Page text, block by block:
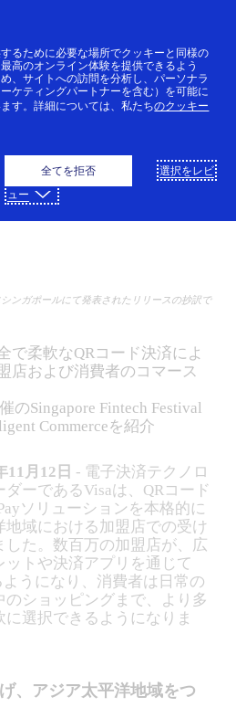
to Payを提供
QRコード決
太平洋地域の
店で利用可
ンガポールにて発表されたリリースの抄訳で
で柔軟なQRコード決済によ
店および消費者のコマース
のSingapore Fintech Festival
Commerceを紹介
月12日 - 電子決済テクノロ
ーであるVisaは、QRコード
ソリューションを本格的に
地域における加盟店での受け
した。数百万の加盟店が、広
ットや決済アプリを通じて
うになり、消費者は日常の
のショッピングまで、より多
選択できるようになりま
、アジア太平洋地域をつ
るために必要な場所でクッキーと同様の
高のオンライン体験を提供できるよう
、サイトへの訪問を分析し、パーソナラ
ケティングパートナーを含む）を可能に
す。詳細については、私たちのクッキー
全てを拒否
選択をレビ
ュー